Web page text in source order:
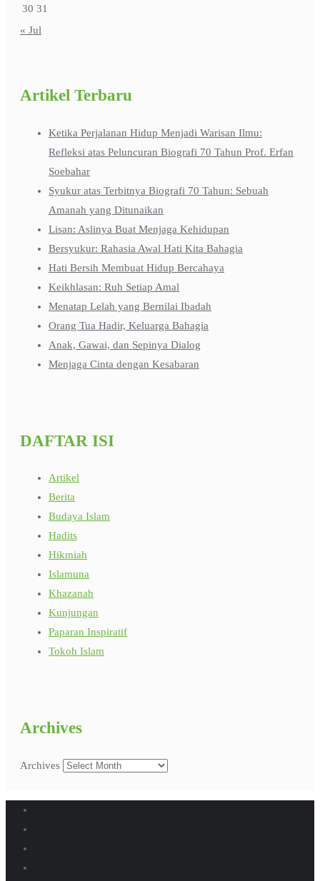
30 31
« Jul
Artikel Terbaru
Ketika Perjalanan Hidup Menjadi Warisan Ilmu:
Refleksi atas Peluncuran Biografi 70 Tahun Prof. Erfan
Soebahar
Syukur atas Terbitnya Biografi 70 Tahun: Sebuah
Amanah yang Ditunaikan
Lisan: Aslinya Buat Menjaga Kehidupan
Bersyukur: Rahasia Awal Hati Kita Bahagia
Hati Bersih Membuat Hidup Bercahaya
Keikhlasan: Ruh Setiap Amal
Menatap Lelah yang Bernilai Ibadah
Orang Tua Hadir, Keluarga Bahagia
Anak, Gawai, dan Sepinya Dialog
Menjaga Cinta dengan Kesabaran
DAFTAR ISI
Artikel
Berita
Budaya Islam
Hadits
Hikmiah
Islamuna
Khazanah
Kunjungan
Paparan Inspiratif
Tokoh Islam
Archives
Archives